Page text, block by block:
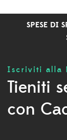
SPESE DI
Iscriviti alla
Tieniti
con